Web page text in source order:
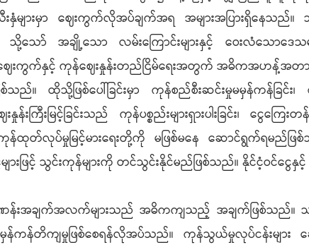
းသီးနှံများမှာ ဈေးကွက်လိုအပ်ချက်အရ အများအပြားရှိနေသ
သော် အချို့သော လမ်းကြောင်းများနှင့် ဝေးလံသောဒေသမ
ေးကွက်နှင့် ကုန်ဈေးနှုန်းတည်ငြိမ်ရေးအတွက် အဓိကအဟန့်အတာ
စ်သည်။ ထိုသို့ဖြစ်ပေါ်ခြင်းမှာ ကုန်စည်စီးဆင်းမှုမမှန်ကန်ခြင်း၊
င့်ခြင်းသည် ကုန်ပစ္စည်းများရှားပါးခြင်း၊ ငွေကြေးတန်ဖို
တ်လုပ်မှုမြင့်မားရေးတို့ကို မဖြစ်မနေ ဆောင်ရွက်ရမည်ဖြ
များဖြင့် သွင်းကုန်များကို တင်သွင်းနိုင်မည်ဖြစ်သည်။ နိုင်ငံ့ဝင်ငွေ
န်းဂဏန်းအချက်အလက်များသည် အဓိကကျသည့် အချက်ဖြစ်သည်
ကန်တိကျမှုဖြစ်စေရန်လိုအပ်သည်။ ကုန်သွယ်မှုလုပ်ငန်းများ